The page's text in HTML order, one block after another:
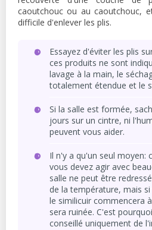
caoutchouc ou au caoutchouc,
difficile d'enlever les plis.
Essayez d'éviter les plis
ces produits ne sont
lavage à la main, le
totalement étendue et le
Si la salle est formée,
jours sur un cintre, ni
peuvent vous aider.
Il n'y a qu'un seul moyen:
vous devez agir avec
salle ne peut être
de la température, mais
le similicuir commencera
sera ruinée. C'est
conseillé uniquement de